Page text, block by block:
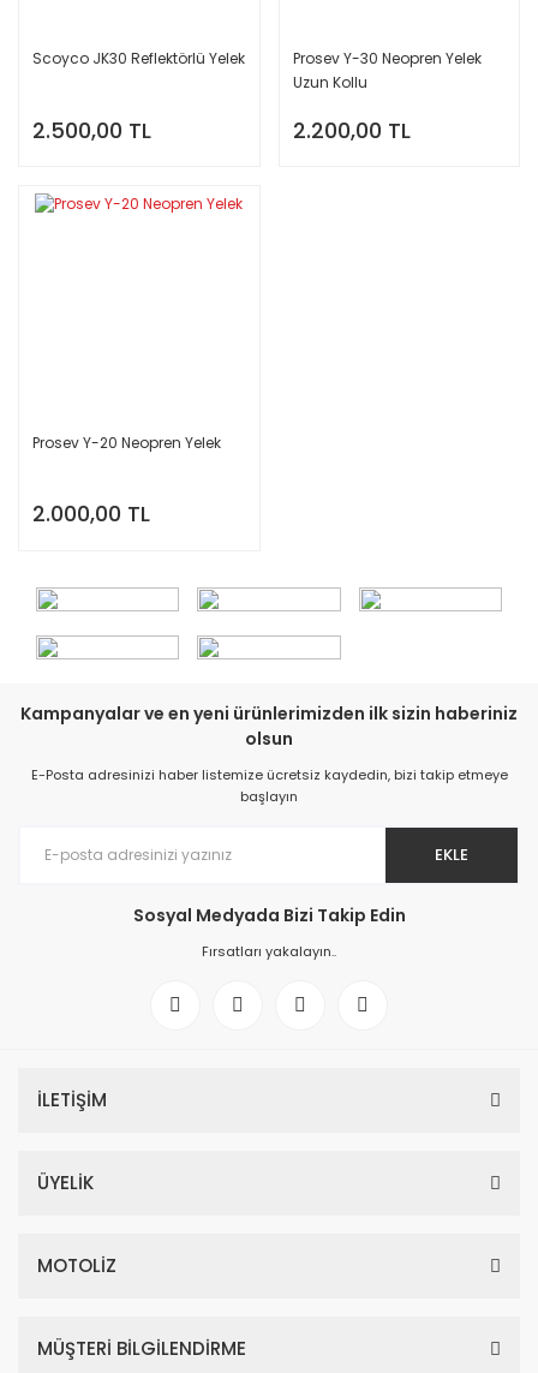
Scoyco JK30 Reflektörlü Yelek
2.500,00 TL
Prosev Y-30 Neopren Yelek
Uzun Kollu
2.200,00 TL
Prosev Y-20 Neopren Yelek
2.000,00 TL
Kampanyalar ve en yeni ürünlerimizden ilk sizin haberiniz
olsun
E-Posta adresinizi haber listemize ücretsiz kaydedin, bizi takip etmeye
başlayın
EKLE
Sosyal Medyada Bizi Takip Edin
Fırsatları yakalayın..
İLETİŞİM
ÜYELİK
MOTOLİZ
MÜŞTERİ BİLGİLENDİRME